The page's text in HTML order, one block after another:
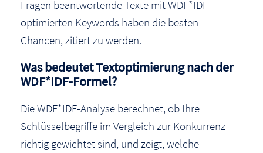
Fragen beantwortende Texte mit WDF*IDF-
optimierten Keywords haben die besten
Chancen, zitiert zu werden.
Was bedeutet Textoptimierung nach der
WDF*IDF-Formel?
Die WDF*IDF-Analyse berechnet, ob Ihre
Schlüsselbegriffe im Vergleich zur Konkurrenz
richtig gewichtet sind, und zeigt, welche